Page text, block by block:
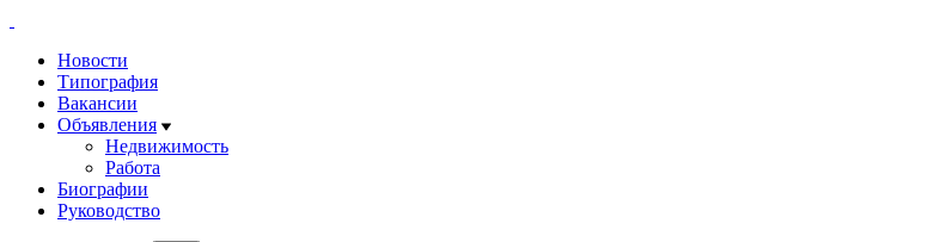
Новости
Типография
Вакансии
Объявления
Недвижимость
Работа
Биографии
Руководство